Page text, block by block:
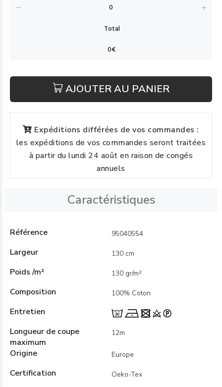
AJOUTER AU PANIER
Expéditions différées de vos commandes :
les expéditions de vos commandes seront traitées
à partir du lundi 24 août en raison de congés
annuels
Caractéristiques
Référence 95040554
Largeur 130 cm
Poids /m² 130 gr/m²
Composition 100% Coton
Entretien
Longueur de coupe
maximum
12m
Origine Europe
Certification Oeko-Tex